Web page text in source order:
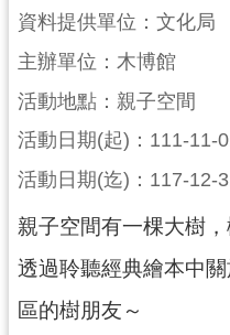
資
訊
展
覽
便
服
活
動
資料提供單位：文化局
主辦單位：木博館
活動地點：親子空間
活動日期(起)：111-11-
活動日期(迄)：117-12-
親子空間有一棵大樹，
透過聆聽經典繪本中
區的樹朋友～